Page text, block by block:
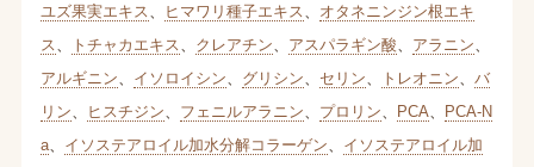
ユズ果実エキス
ヒマワリ種子エキス
オタネニンジン根エキ
ス
トチャカエキス クレアチン アスパラギン酸 アラニン
アルギニン
イソロイシン グリシン セリン トレオニン
バ
リン
ヒスチジン フェニルアラニン プロリン PCA
PCA-N
a、 イソステアロイル加水分解コラーゲン
イソステアロイル加